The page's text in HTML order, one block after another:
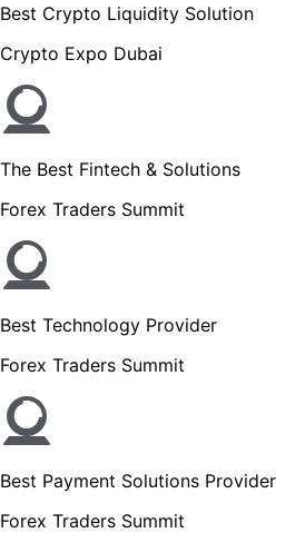
Best Crypto Liquidity Solution
Crypto Expo Dubai
The Best Fintech & Solutions
Forex Traders Summit
Best Technology Provider
Forex Traders Summit
Best Payment Solutions Provider
Forex Traders Summit